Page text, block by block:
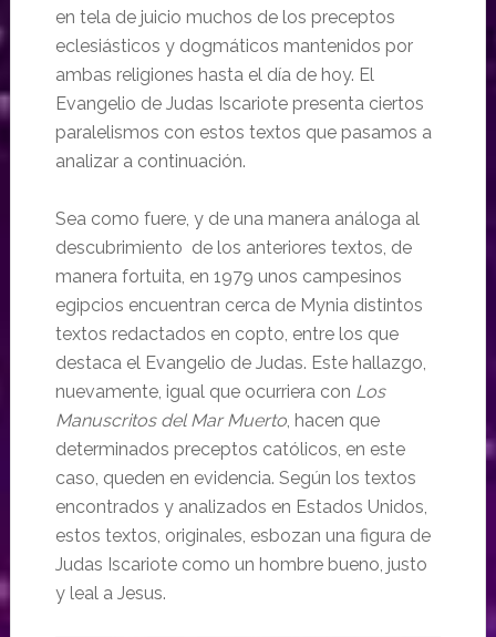
en tela de juicio muchos de los preceptos
eclesiásticos y dogmáticos mantenidos por
ambas religiones hasta el día de hoy. El
Evangelio de Judas Iscariote presenta ciertos
paralelismos con estos textos que pasamos a
analizar a continuación.
Sea como fuere, y de una manera análoga al
descubrimiento de los anteriores textos, de
manera fortuita, en 1979 unos campesinos
egipcios encuentran cerca de Mynia distintos
textos redactados en copto, entre los que
destaca el Evangelio de Judas. Este hallazgo,
nuevamente, igual que ocurriera con Los
Manuscritos del Mar Muerto, hacen que
determinados preceptos católicos, en este
caso, queden en evidencia. Según los textos
encontrados y analizados en Estados Unidos,
estos textos, originales, esbozan una figura de
Judas Iscariote como un hombre bueno, justo
y leal a Jesus.